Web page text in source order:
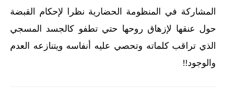
المشاركة في المنظومة الحضارية نظرا لإحكام القبضة
حول عنقها لإزهاق روحها حتي تطفو كالجسد المسجي
الذي تراقب كلماته وتحصي عليه أنفاسه ويتنازعه العدم
والوجود‏!!‏